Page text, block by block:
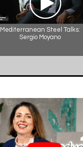
Mediterranean Steel Talks:
Sergio Moyano